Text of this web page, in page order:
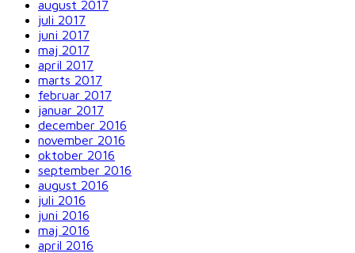
august 2017
juli 2017
juni 2017
maj 2017
april 2017
marts 2017
februar 2017
januar 2017
december 2016
november 2016
oktober 2016
september 2016
august 2016
juli 2016
juni 2016
maj 2016
april 2016